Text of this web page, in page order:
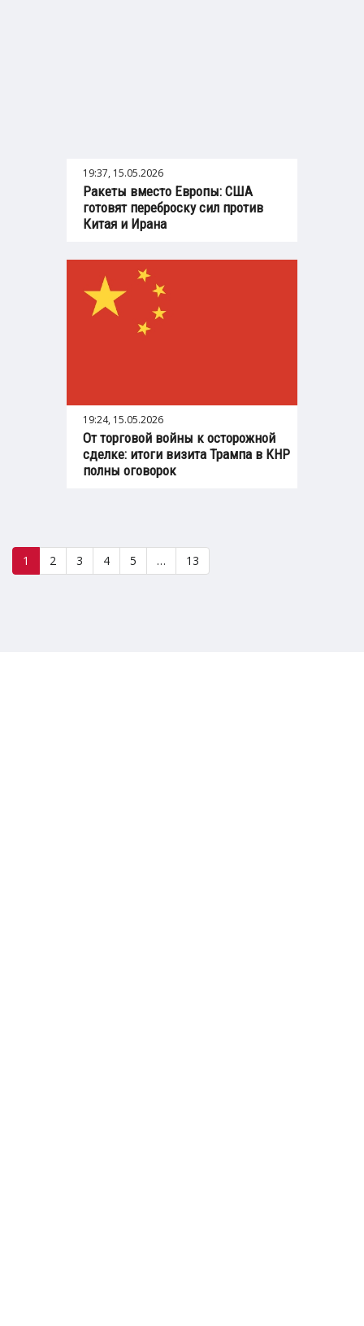
19:37, 15.05.2026
Ракеты вместо Европы: США
готовят переброску сил против
Китая и Ирана
19:24, 15.05.2026
От торговой войны к осторожной
сделке: итоги визита Трампа в КНР
полны оговорок
1 2 3 4 5 … 13